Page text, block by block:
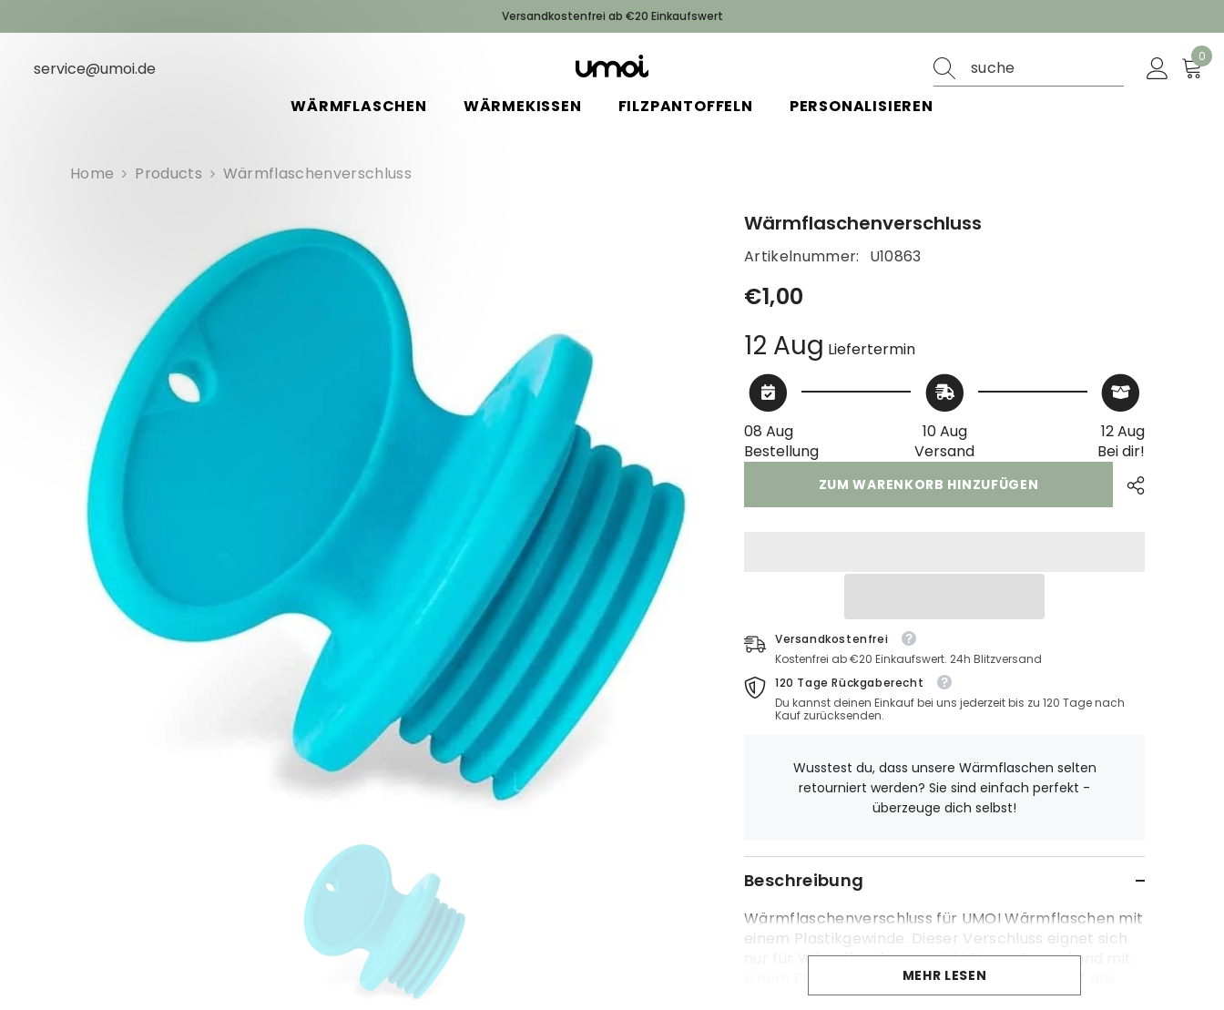
Versandkostenfrei ab €20 Einkaufswert
service@umoi.de
0
0
WÄRMFLASCHEN WÄRMEKISSEN FILZPANTOFFELN PERSONALISIEREN
Home Products Wärmflaschenverschluss
Wärmflaschenverschluss
Artikelnummer: U10863
€1,00
12 Aug Liefertermin
08 Aug
Bestellung
10 Aug
Versand
12 Aug
Bei dir!
ZUM WARENKORB HINZUFÜGEN
Versandkostenfrei
Kostenfrei ab €20 Einkaufswert. 24h Blitzversand
120 Tage Rückgaberecht
Du kannst deinen Einkauf bei uns jederzeit bis zu 120 Tage nach
Kauf zurücksenden.
Wusstest du, dass unsere Wärmflaschen selten
retourniert werden? Sie sind einfach perfekt -
überzeuge dich selbst!
Beschreibung
Wärmflaschenverschluss für UMOI Wärmflaschen mit
einem Plastikgewinde. Dieser Verschluss eignet sich
nur für Wärmflaschen von UMOI, aus Gummi und mit
einem Plastikgewinde. Bitte schaue vorher auf das
Gewinde Deiner Wärmflaschen.
MEHR LESEN